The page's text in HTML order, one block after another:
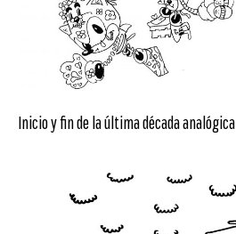
Inicio y fin de la última década analógica